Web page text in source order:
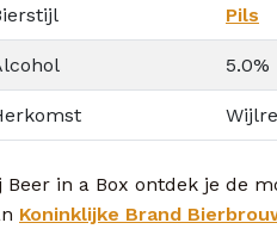
Pils
5.0%
Wijlre
Beer in a Box ontdek je de
Koninklijke Brand